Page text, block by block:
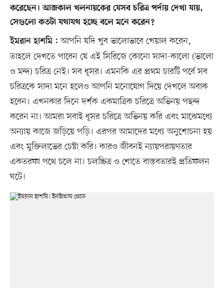
করেছেন। আজকাল খলনায়কের যেসব চরিত্র পর্দায় দেখা যায়,
সেগুলো কতটা যথাযথ হচ্ছে বলে মনে করেন?
ইমরান হাশমি :আপনি যদি খুব ভালোভাবে খেয়াল করেন,
তাহলে দেখতে পাবেন যে এই সিরিজে কোনো সাদা-কালো (ভালো
ও মন্দ) চরিত্র নেই। সব ধূসর। এমনকি এর প্রথম চারটি পর্বে সব
চরিত্রকে সাদা মনে হলেও আপনি মনোযোগ দিয়ে দেখলে অবাক
হবেন। এখনকার দিনে দর্শক একমাত্রিক চরিত্রে অভিনয় পছন্দ
করেন না। আমরা সবাই ধূসর চরিত্রে অভিনয় করি এবং মাঝেমধ্যে
অন্যায় কাজে জড়িয়ে পড়ি। এরপর আমাদের মধ্যে অনুশোচনা হয়
এবং মুক্তিলাভের চেষ্টা করি। কারও জীবনই ন্যায়পরায়ণতার
একতরফা পথে চলে না। চলচ্চিত্র ও শোতে বাস্তবতারই প্রতিফলন
ঘটে।